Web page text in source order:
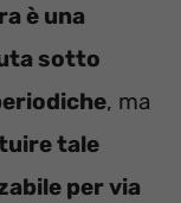
è una
sotto
, ma
tale
per via